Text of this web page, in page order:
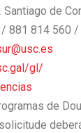
Santiago de
881 814 560
gl/
de